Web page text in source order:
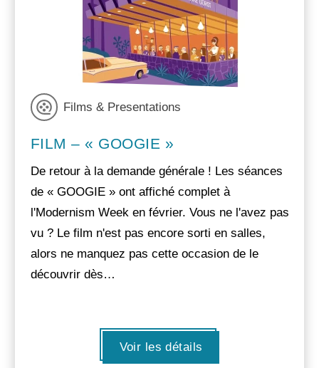
Films & Presentations
FILM – « GOOGIE »
De retour à la demande générale ! Les séances
de « GOOGIE » ont affiché complet à
l'Modernism Week en février. Vous ne l'avez pas
vu ? Le film n'est pas encore sorti en salles,
alors ne manquez pas cette occasion de le
découvrir dès…
Voir les détails